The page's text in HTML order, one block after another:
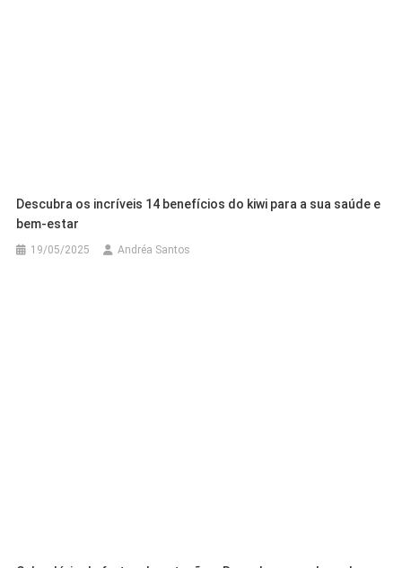
Descubra os incríveis 14 benefícios do kiwi para a sua saúde e
bem-estar
19/05/2025 Andréa Santos